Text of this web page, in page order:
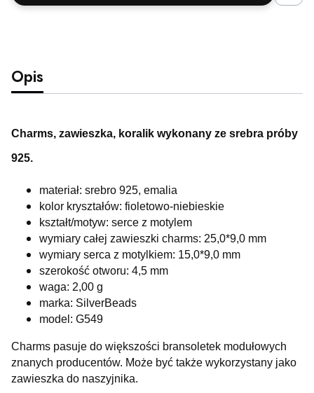
Opis
Charms, zawieszka, koralik wykonany ze srebra próby
925.
materiał: srebro 925, emalia
kolor kryształów: fioletowo-niebieskie
kształt/motyw: serce z motylem
wymiary całej zawieszki charms: 25,0*9,0 mm
wymiary serca z motylkiem: 15,0*9,0 mm
szerokość otworu: 4,5 mm
waga: 2,00 g
marka: SilverBeads
model: G549
Charms pasuje do większości bransoletek modułowych
znanych producentów. Może być także wykorzystany jako
zawieszka do naszyjnika.